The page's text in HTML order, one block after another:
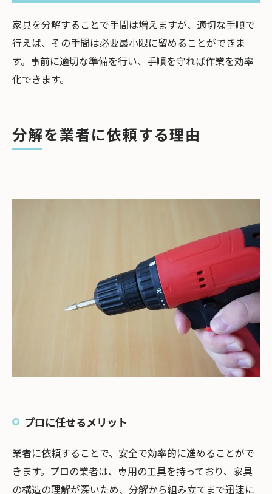
家具を分解することで手間は増えますが、適切な手順で
行えば、その手間は必要最小限に留めることができま
す。事前に適切な準備を行い、手順を守れば作業を効率
化できます。
分解を業者に依頼する理由
プロに任せるメリット
業者に依頼することで、安全で効率的に進めることがで
きます。プロの業者は、専用の工具を持っており、家具
の構造の理解が深いため、分解から組み立てまで迅速に